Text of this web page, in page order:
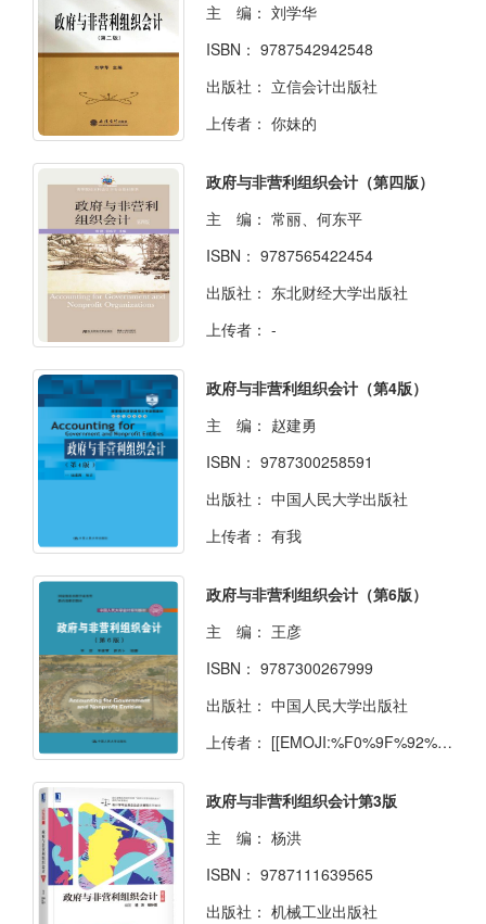
主 编： 刘学华
ISBN： 9787542942548
出版社： 立信会计出版社
上传者： 你妹的
政府与非营利组织会计（第四版）
主 编： 常丽、何东平
ISBN： 9787565422454
出版社： 东北财经大学出版社
上传者： -
政府与非营利组织会计（第4版）
主 编： 赵建勇
ISBN： 9787300258591
出版社： 中国人民大学出版社
上传者： 有我
政府与非营利组织会计（第6版）
主 编： 王彦
ISBN： 9787300267999
出版社： 中国人民大学出版社
上传者： [[EMOJI:%F0%9F%92%98]] 16号星球
政府与非营利组织会计第3版
主 编： 杨洪
ISBN： 9787111639565
出版社： 机械工业出版社